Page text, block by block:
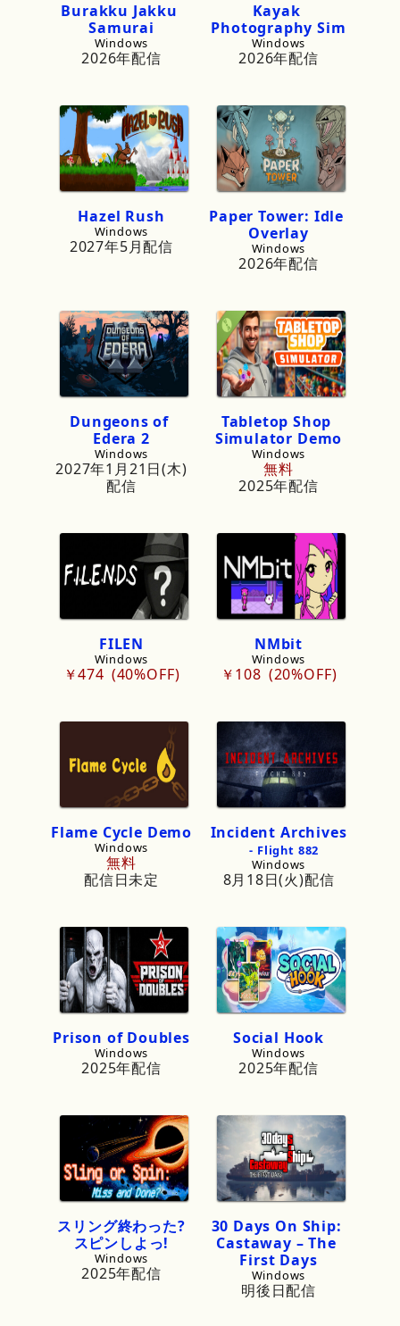
Burakku Jakku
Samurai
Windows
2026年配信
Kayak
Photography Sim
Windows
2026年配信
Hazel Rush
Windows
2027年5月配信
Paper Tower: Idle
Overlay
Windows
2026年配信
Dungeons of
Edera 2
Windows
2027年1月21日(木)
配信
Tabletop Shop
Simulator Demo
Windows
無料
2025年配信
FILEN
Windows
￥474 40%OFF
NMbit
Windows
￥108 20%OFF
Flame Cycle Demo
Windows
無料
配信日未定
Incident Archives
- Flight 882
Windows
8月18日(火)配信
Prison of Doubles
Windows
2025年配信
Social Hook
Windows
2025年配信
スリング終わった?
スピンしよっ!
Windows
2025年配信
30 Days On Ship:
Castaway – The
First Days
Windows
明後日配信